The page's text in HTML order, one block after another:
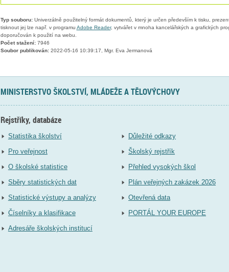
Typ souboru:Univerzálně použitelný formát dokumentů, který je určen především k tisku,
tisknout jej lze např. v programu Adobe Reader, vytvářet v mnoha kancelářských a grafických
doporučován k použití na webu.
Počet stažení:7946
Soubor publikován:2022-05-16 10:39:17, Mgr. Eva Jermanová
MINISTERSTVO ŠKOLSTVÍ, MLÁDEŽE A TĚLOVÝCHOVY
Rejstříky, databáze
Statistika školství
Pro veřejnost
O školské statistice
Sběry statistických dat
Statistické výstupy a analýzy
Číselníky a klasifikace
Adresáře školských institucí
Důležité odkazy
Školský rejstřík
Přehled vysokých škol
Plán veřejných zakázek 2026
Otevřená data
PORTÁL YOUR EUROPE